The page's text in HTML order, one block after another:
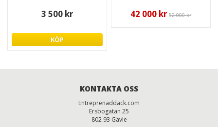
3 500 kr
KÖP
42 000 kr 52 000 kr
KONTAKTA OSS
Entreprenaddack.com
Ersbogatan 25
802 93 Gävle